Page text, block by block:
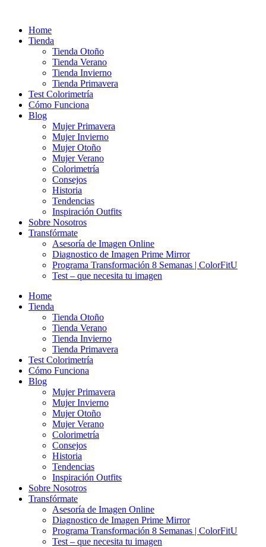
contenidoHome
Tienda
Tienda Otoño
Tienda Verano
Tienda Invierno
Tienda Primavera
Test Colorimetría
Cómo Funciona
Blog
Mujer Primavera
Mujer Invierno
Mujer Otoño
Mujer Verano
Colorimetría
Consejos
Historia
Tendencias
Inspiración Outfits
Sobre Nosotros
Transfórmate
Asesoría de Imagen Online
Diagnostico de Imagen Prime Mirror
Programa Transformación 8 Semanas | ColorFitU
Test – que necesita tu imagen
Home
Tienda
Tienda Otoño
Tienda Verano
Tienda Invierno
Tienda Primavera
Test Colorimetría
Cómo Funciona
Blog
Mujer Primavera
Mujer Invierno
Mujer Otoño
Mujer Verano
Colorimetría
Consejos
Historia
Tendencias
Inspiración Outfits
Sobre Nosotros
Transfórmate
Asesoría de Imagen Online
Diagnostico de Imagen Prime Mirror
Programa Transformación 8 Semanas | ColorFitU
Test – que necesita tu imagen